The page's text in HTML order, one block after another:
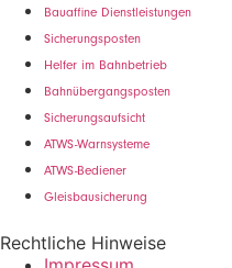
Bauaffine Dienstleistungen
Sicherungsposten
Helfer im Bahnbetrieb
Bahnübergangsposten
Sicherungsaufsicht
ATWS-Warnsysteme
ATWS-Bediener
Gleisbausicherung
Rechtliche Hinweise